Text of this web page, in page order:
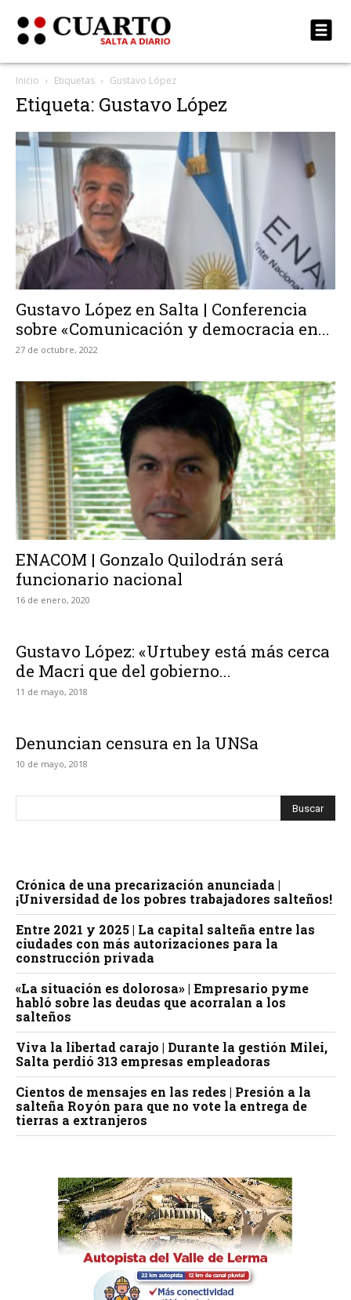
Inicio Etiquetas Gustavo López
Etiqueta: Gustavo López
Gustavo López en Salta | Conferencia
sobre «Comunicación y democracia en...
27 de octubre, 2022
ENACOM | Gonzalo Quilodrán será
funcionario nacional
16 de enero, 2020
Gustavo López: «Urtubey está más cerca
de Macri que del gobierno...
11 de mayo, 2018
Denuncian censura en la UNSa
10 de mayo, 2018
Crónica de una precarización anunciada |
¡Universidad de los pobres trabajadores salteños!
Entre 2021 y 2025 | La capital salteña entre las
ciudades con más autorizaciones para la
construcción privada
«La situación es dolorosa» | Empresario pyme
habló sobre las deudas que acorralan a los
salteños
Viva la libertad carajo | Durante la gestión Milei,
Salta perdió 313 empresas empleadoras
Cientos de mensajes en las redes | Presión a la
salteña Royón para que no vote la entrega de
tierras a extranjeros